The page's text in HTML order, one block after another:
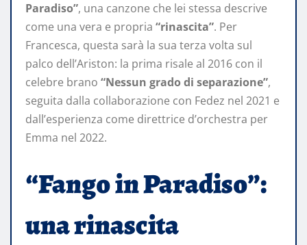
Paradiso”, una canzone che lei stessa descrive
come una vera e propria “rinascita”. Per
Francesca, questa sarà la sua terza volta sul
palco dell’Ariston: la prima risale al 2016 con il
celebre brano “Nessun grado di separazione”,
seguita dalla collaborazione con Fedez nel 2021 e
dall’esperienza come direttrice d’orchestra per
Emma nel 2022.
“Fango in Paradiso”:
una rinascita